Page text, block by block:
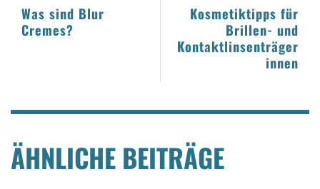
Kosmetiktipps für
Brillen- und
Kontaktlinsenträger
innen
Was sind Blur
Cremes?
ÄHNLICHE BEITRÄGE